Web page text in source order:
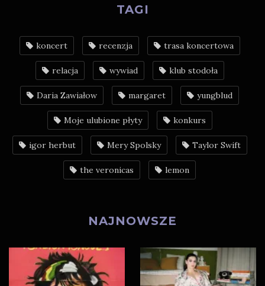
TAGI
koncert recenzja trasa koncertowa
relacja wywiad klub stodoła
Daria Zawiałow margaret yungblud
Moje ulubione płyty konkurs
igor herbut Mery Spolsky Taylor Swift
the veronicas lemon
NAJNOWSZE